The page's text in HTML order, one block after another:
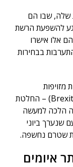
שלה, שבו הם
להשפעת הרשת
אלו אישרו
בבחירות
ודיס-אינפורמציה מטת דעת בנוגע לברקזיט (Brexit) – החלטת
הלכה למעשה
עם שנערך ביוני
איומים